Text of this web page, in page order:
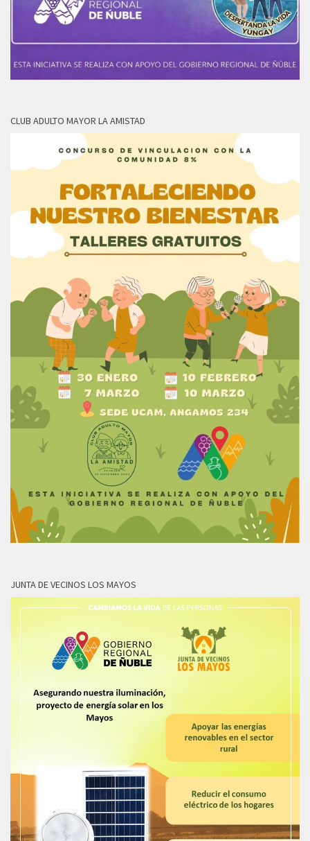
CLUB ADULTO MAYOR LA AMISTAD
JUNTA DE VECINOS LOS MAYOS